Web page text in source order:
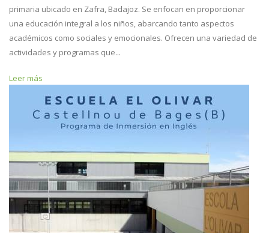
primaria ubicado en Zafra, Badajoz. Se enfocan en proporcionar
una educación integral a los niños, abarcando tanto aspectos
académicos como sociales y emocionales. Ofrecen una variedad de
actividades y programas que...
Leer más